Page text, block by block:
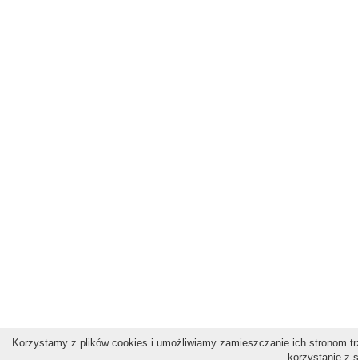
Korzystamy z plików cookies i umożliwiamy zamieszczanie ich stronom
korzystanie z